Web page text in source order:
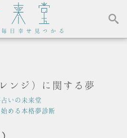
日幸せ見つかる
ンジ）に関する夢
占いの未来堂
める本格夢診断